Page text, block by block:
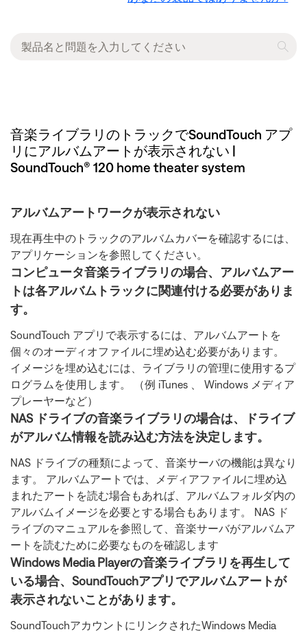
音楽ライブラリのトラックでSoundTouch アプ
リにアルバムアートが表示されない |
SoundTouch® 120 home theater system
アルバムアートワークが表示されない
現在再生中のトラックのアルバムカバーを確認するには、
アプリケーションを参照してください。
コンピュータ音楽ライブラリの場合、アルバムアー
トは各アルバムトラックに関連付ける必要がありま
す。
SoundTouch アプリで表示するには、アルバムアートを
個々のオーディオファイルに埋め込む必要があります。
イメージを埋め込むには、ライブラリの管理に使用するプ
ログラムを使用します。 （例 iTunes 、 Windows メディア
プレーヤーなど）
NAS ドライブの音楽ライブラリの場合は、ドライブ
がアルバム情報を読み込む方法を決定します。
NAS ドライブの種類によって、音楽サーバの機能は異なり
ます。 アルバムアートでは、メディアファイルに埋め込
まれたアートを読む場合もあれば、アルバムフォルダ内の
アルバムイメージを必要とする場合もあります。 NAS ド
ライブのマニュアルを参照して、音楽サーバがアルバムア
ートを読むために必要なものを確認します
Windows Media Playerの音楽ライブラリを再生して
いる場合、SoundTouchアプリでアルバムアートが
表示されないことがあります。
SoundTouchアカウントにリンクされたWindows Media